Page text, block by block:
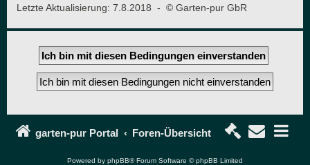
Letzte Aktualisierung: 7.8.2018 - © Garten-pur GbR
garten-pur Portal Foren-Übersicht
Powered by phpBB® Forum Software © phpBB Limited